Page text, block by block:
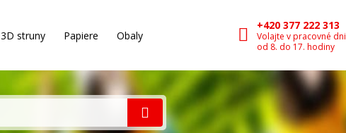
3D struny Papiere Obaly
+420 377 222 313
Volajte v pracovné dni
od 8. do 17. hodiny